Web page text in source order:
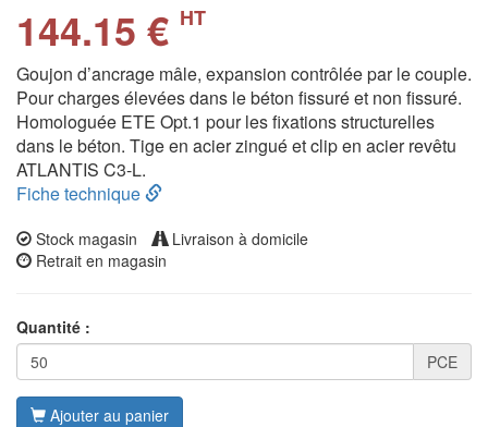
144.15 € HT
Goujon d’ancrage mâle, expansion contrôlée par le couple.
Pour charges élevées dans le béton fissuré et non fissuré.
Homologuée ETE Opt.1 pour les fixations structurelles
dans le béton. Tige en acier zingué et clip en acier revêtu
ATLANTIS C3-L.
Fiche technique
Stock magasin
Livraison à domicile
Retrait en magasin
Quantité :
PCE
Ajouter au panier